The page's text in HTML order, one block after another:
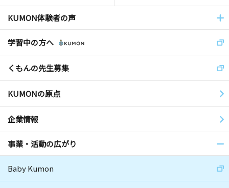
KUMON体験者の声
学習中の方へ
くもんの先生募集
KUMONの原点
企業情報
事業・活動の広がり
Baby Kumon